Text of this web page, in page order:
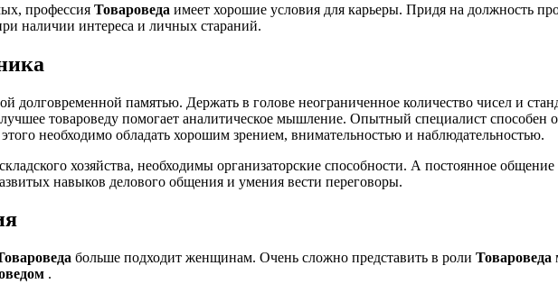
профессия Товароведа имеет хорошие условия для карьеры. Придя на должность
наличии интереса и личных стараний.
долговременной памятью. Держать в голове неограниченное количество чисел и
товароведу помогает аналитическое мышление. Опытный специалист способен
необходимо обладать хорошим зрением, внимательностью и наблюдательностью.
хозяйства, необходимы организаторские способности. А постоянное
навыков делового общения и умения вести переговоры.
больше подходит женщинам. Очень сложно представить в роли Товароведа
.